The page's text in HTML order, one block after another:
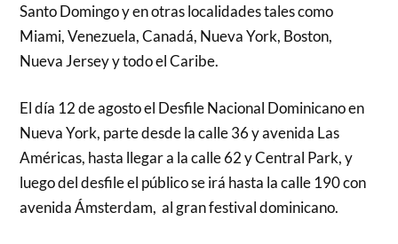
Santo Domingo y en otras localidades tales como
Miami, Venezuela, Canadá, Nueva York, Boston,
Nueva Jersey y todo el Caribe.
El día 12 de agosto el Desfile Nacional Dominicano en
Nueva York, parte desde la calle 36 y avenida Las
Américas, hasta llegar a la calle 62 y Central Park, y
luego del desfile el público se irá hasta la calle 190 con
avenida Ámsterdam, al gran festival dominicano.